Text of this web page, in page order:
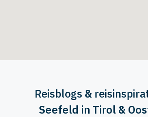
Reisblogs &
Seefeld in Tirol &